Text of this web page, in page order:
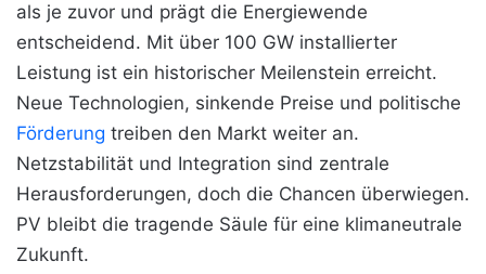
als je zuvor und prägt die Energiewende
entscheidend. Mit über 100 GW installierter
Leistung ist ein historischer Meilenstein erreicht.
Neue Technologien, sinkende Preise und politische
Förderung treiben den Markt weiter an.
Netzstabilität und Integration sind zentrale
Herausforderungen, doch die Chancen überwiegen.
PV bleibt die tragende Säule für eine klimaneutrale
Zukunft.